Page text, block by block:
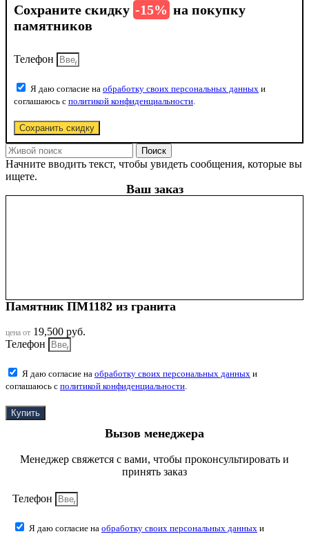
Сохраните скидку -15% на покупку
памятников
Телефон
Я даю согласие на обработку своих персональных данных и
соглашаюсь с политикой конфиденциальности
Сохранить скидку
Поиск
Начните вводить текст, чтобы увидеть сообщения, которые вы
ищете.
Ваш заказ
Памятник ПМ1182 из гранита
цена от 19,500 руб.
Телефон
Я даю согласие на обработку своих персональных данных и
соглашаюсь с политикой конфиденциальности
Купить
Вызов менеджера
Менеджер свяжется с вами, чтобы проконсультировать и
принять заказ
Телефон
Я даю согласие на обработку своих персональных данных и